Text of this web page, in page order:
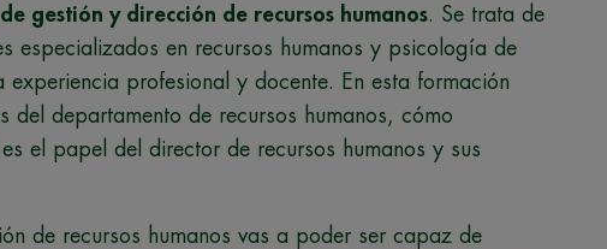
gestión y dirección de recursos humanos. Se trata de
en recursos humanos y psicología de
experiencia profesional y docente. En esta formación
del departamento de recursos humanos, cómo
el papel del director de recursos humanos y sus
de recursos humanos vas a poder ser capaz de